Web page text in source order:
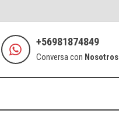
+56981874849
Conversa con Nosotros